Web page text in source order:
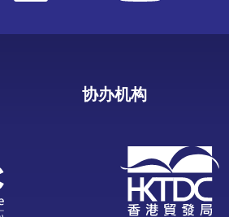
协办机构